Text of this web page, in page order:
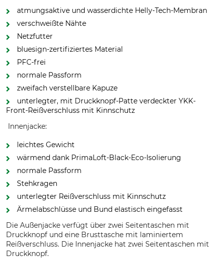
atmungsaktive und wasserdichte Helly-Tech-Membran
verschweißte Nähte
Netzfutter
bluesign-zertifiziertes Material
PFC-frei
normale Passform
zweifach verstellbare Kapuze
unterlegter, mit Druckknopf-Patte verdeckter YKK-
Front-Reißverschluss mit Kinnschutz
Innenjacke:
leichtes Gewicht
wärmend dank PrimaLoft-Black-Eco-Isolierung
normale Passform
Stehkragen
unterlegter Reißverschluss mit Kinnschutz
Ärmelabschlüsse und Bund elastisch eingefasst
Die Außenjacke verfügt über zwei Seitentaschen mit
Druckknopf und eine Brusttasche mit laminiertem
Reißverschluss. Die Innenjacke hat zwei Seitentaschen mit
Druckknopf.